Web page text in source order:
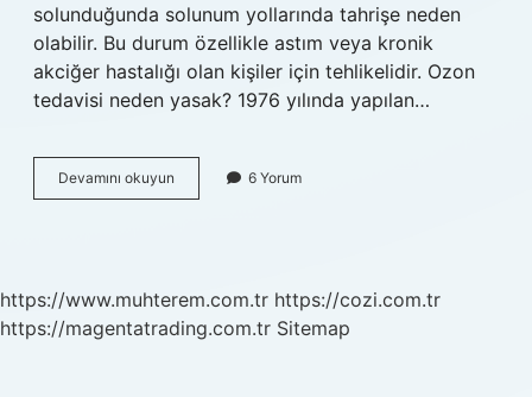
solunduğunda solunum yollarında tahrişe neden
olabilir. Bu durum özellikle astım veya kronik
akciğer hastalığı olan kişiler için tehlikelidir. Ozon
tedavisi neden yasak? 1976 yılında yapılan…
Devamını okuyun
Tedavisi
6 Yorum
https://www.muhterem.com.tr https://cozi.com.tr
https://magentatrading.com.tr Sitemap